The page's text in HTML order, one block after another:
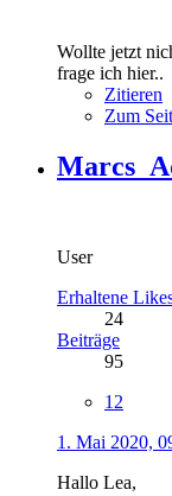
Wollte jetzt
frage ich hier..
Zitieren
Zum
User
Erhaltene
24
Beiträge
95
12
1. Mai 2020,
Hallo Lea,